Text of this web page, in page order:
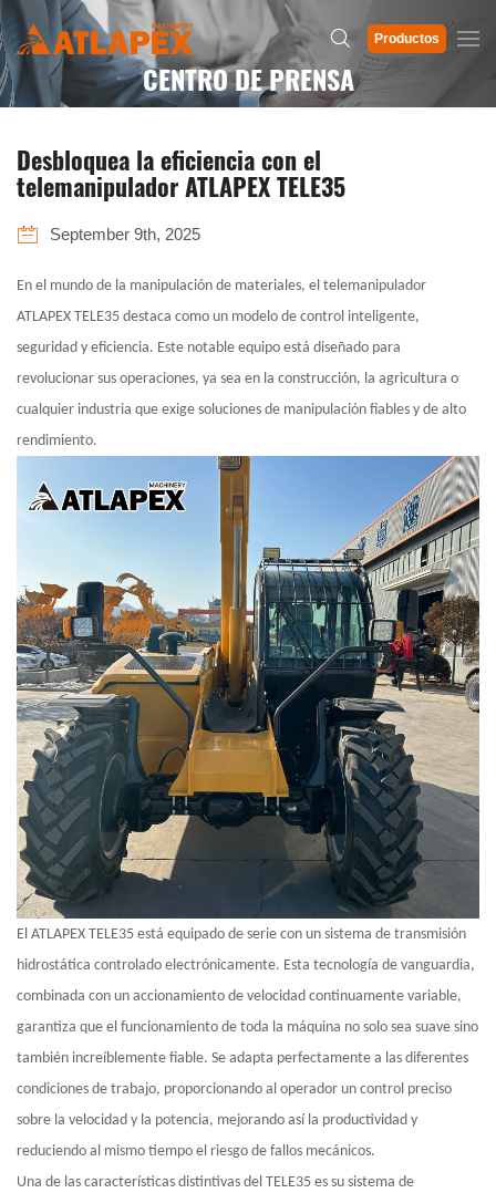
Productos
CENTRO DE PRENSA
Desbloquea la eficiencia con el
telemanipulador ATLAPEX TELE35
September 9th, 2025
En el mundo de la manipulación de materiales, el telemanipulador
ATLAPEX TELE35 destaca como un modelo de control inteligente,
seguridad y eficiencia. Este notable equipo está diseñado para
revolucionar sus operaciones, ya sea en la construcción, la agricultura o
cualquier industria que exige soluciones de manipulación fiables y de alto
rendimiento.
El ATLAPEX TELE35 está equipado de serie con un sistema de transmisión
hidrostática controlado electrónicamente. Esta tecnología de vanguardia,
combinada con un accionamiento de velocidad continuamente variable,
garantiza que el funcionamiento de toda la máquina no solo sea suave sino
también increíblemente fiable. Se adapta perfectamente a las diferentes
condiciones de trabajo, proporcionando al operador un control preciso
sobre la velocidad y la potencia, mejorando así la productividad y
reduciendo al mismo tiempo el riesgo de fallos mecánicos.
Una de las características distintivas del TELE35 es su sistema de